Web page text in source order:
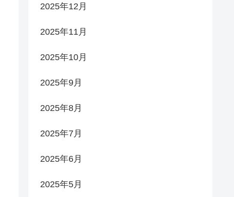
2025年12月
2025年11月
2025年10月
2025年9月
2025年8月
2025年7月
2025年6月
2025年5月